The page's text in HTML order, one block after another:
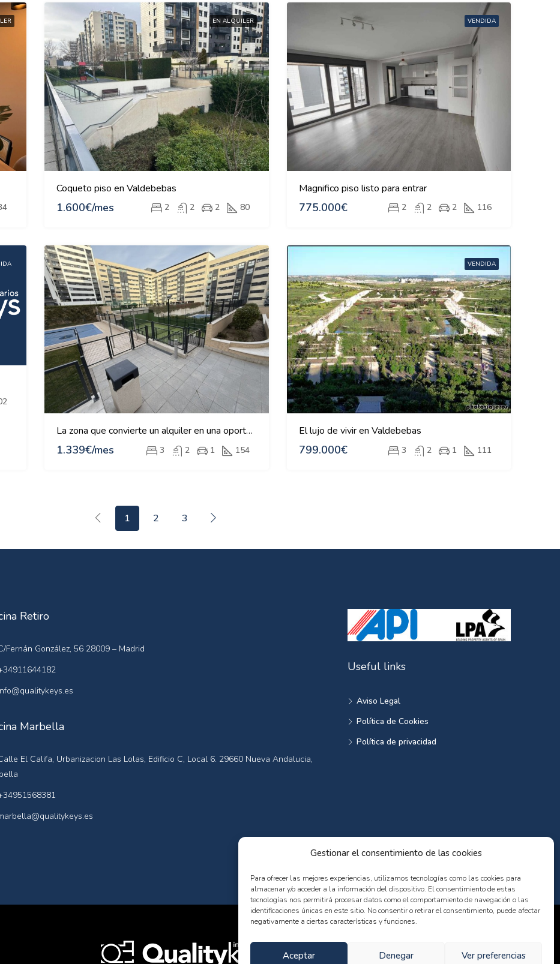
Gestionar el consentimiento de las cookies
Para ofrecer las mejores experiencias, utilizamos tecnologías como las cookies para
almacenar y/o acceder a la información del dispositivo. El consentimiento de estas
tecnologías nos permitirá procesar datos como el comportamiento de navegación o las
identificaciones únicas en este sitio. No consentir o retirar el consentimiento, puede afectar
negativamente a ciertas características y funciones.
Aceptar Denegar Ver preferencias
EN ALQUILER
Coqueto piso en Valdebebas
1.600€/mes 2 2 2 80
VENDIDA
Magnifico piso listo para entrar
775.000€ 2 2 2 116
La zona que convierte un alquiler en una oportunidad
1.339€/mes 3 2 1 154
VENDIDA
El lujo de vivir en Valdebebas
799.000€ 3 2 1 111
1 2 3
Retiro
Fernán González, 56 28009 – Madrid
Marbella
El Califa, Urbanizacion Las Lolas, Edificio C, Local 6. 29660 Nueva Andalucia,
Useful links
Aviso Legal
Política de Cookies
Política de privacidad